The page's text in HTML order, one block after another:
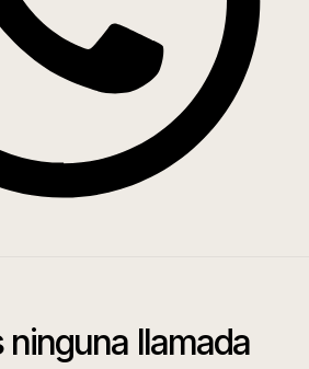
ninguna llamada